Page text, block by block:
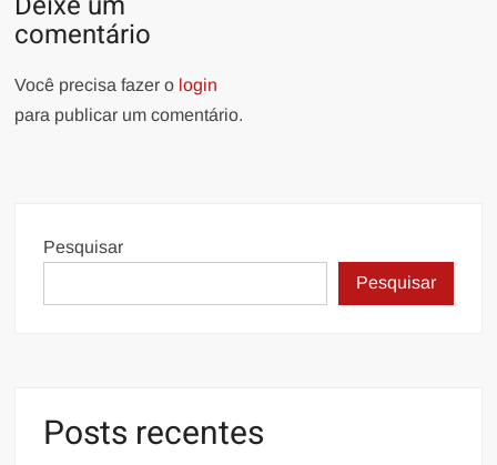
comentário
Você precisa fazer o login
para publicar um comentário.
Pesquisar
Pesquisar
Posts recentes